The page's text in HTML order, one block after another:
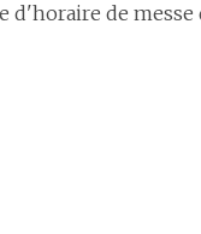
d'horaire de